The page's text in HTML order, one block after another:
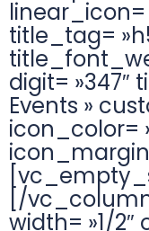
linear_icon=
title_tag=
digit= »347″
Events »
icon_color=
[/
width= »1/